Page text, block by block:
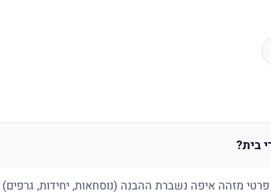
בית?
מזהה איפה נשברת ההבנה (נוסחאות, יחידות,